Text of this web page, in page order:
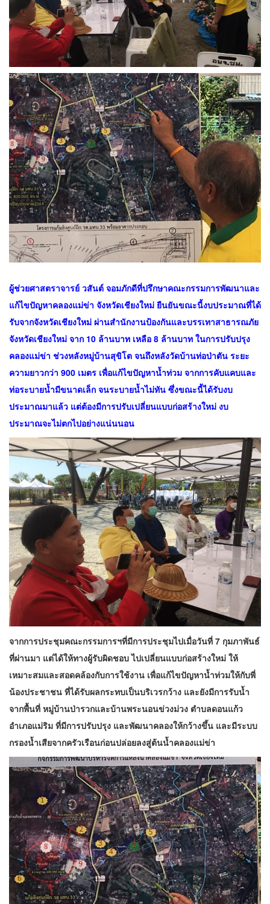
ผู้ช่วยศาสตราจารย์ วสันต์ จอมภักดีที่ปรึกษาคณะกรรมการพัฒนาและ
แก้ไขปัญหาคลองแม่ข่า จังหวัดเชียงใหม่ ยืนยันขณะนี้งบประมาณที่ได้
รับจากจังหวัดเชียงใหม่ ผ่านสำนักงานป้องกันและบรรเทาสาธารณภัย
จังหวัดเชียงใหม่ จาก 10 ล้านบาท เหลือ 8 ล้านบาท ในการปรับปรุง
คลองแม่ข่า ช่วงหลังหมู่บ้านสุขิโต จนถึงหลังวัดบ้านท่อป่าตัน ระยะ
ความยาวกว่า 900 เมตร เพื่อแก้ไขปัญหาน้ำท่วม จากการคับแคบและ
ท่อระบายน้ำมีขนาดเล็ก จนระบายน้ำไม่ทัน ซึ่งขณะนี้ได้รับงบ
ประมาณมาแล้ว แต่ต้องมีการปรับเปลี่ยนแบบก่อสร้างใหม่ งบ
ประมาณจะไม่ตกไปอย่างแน่นนอน
จากการประชุมคณะกรรมการฯที่มีการประชุมไปเมื่อวันที่ 7 กุมภาพันธ์
ที่ผ่านมา แต่ได้ให้ทางผู้รับผิดชอบ ไปเปลี่ยนแบบก่อสร้างใหม่ ให้
เหมาะสมและสอดคล้องกับการใช้งาน เพื่อแก้ไขปัญหาน้ำท่วมให้กับพี่
น้องประชาชน ที่ได้รับผลกระทบเป็นบริเวรกว้าง และยังมีการรับน้ำ
จากพื้นที่ หมู่บ้านป่ารวกและบ้านพระนอนข่วงม่วง ตำบลดอนแก้ว
อำเภอแม่ริม ที่มีการปรับปรุง และพัฒนาคลองให้กว้างขึ้น และมีระบบ
กรองน้ำเสียจากครัวเรือนก่อนปล่อยลงสู่ต้นน้ำคลองแม่ข่า